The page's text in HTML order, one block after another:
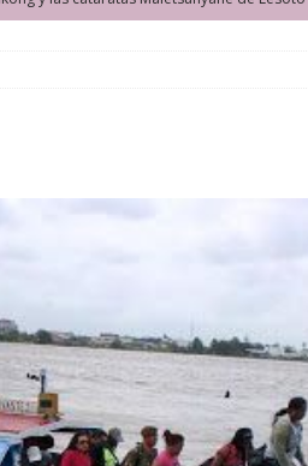
La historia de la misteriosa avioneta de la
El barrio más castizo de Malabo